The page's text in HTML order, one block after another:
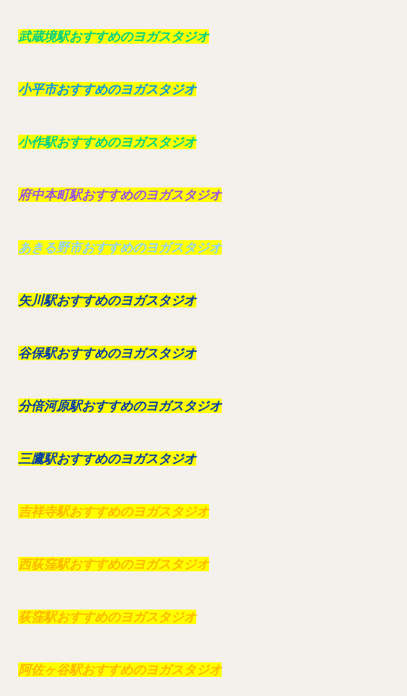
武蔵境駅おすすめのヨガスタジオ
小平市おすすめのヨガスタジオ
小作駅おすすめのヨガスタジオ
府中本町駅おすすめのヨガスタジオ
あきる野市おすすめのヨガスタジオ
矢川駅おすすめのヨガスタジオ
谷保駅おすすめのヨガスタジオ
分倍河原駅おすすめのヨガスタジオ
三鷹駅おすすめのヨガスタジオ
吉祥寺駅おすすめのヨガスタジオ
西荻窪駅おすすめのヨガスタジオ
荻窪駅おすすめのヨガスタジオ
阿佐ヶ谷駅おすすめのヨガスタジオ